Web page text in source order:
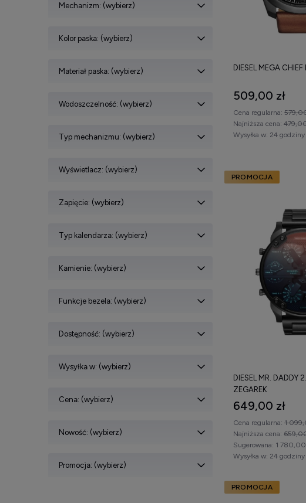
Mechanizm: (wybierz)
Kolor paska: (wybierz)
Materiał paska: (wybierz)
Wodoszczelność: (wybierz)
Typ mechanizmu: (wybierz)
Wyświetlacz: (wybierz)
Zapięcie: (wybierz)
Typ kalendarza: (wybierz)
Kamienie: (wybierz)
Funkcje bezela: (wybierz)
Dostępność: (wybierz)
Wysyłka w: (wybierz)
Cena: (wybierz)
Nowość: (wybierz)
Promocja: (wybierz)
DIESEL MEGA
509,00 zł
Cena regularna:
Najniższa cena:
Wysyłka w: 24 godziny
DIESEL MR. DADDY
ZEGAREK
649,00 zł
Cena regularna: 1
Najniższa cena:
Wysyłka w: 24 godziny
Sugerowana: 1 780,00
PROMOCJA
PROMOCJA